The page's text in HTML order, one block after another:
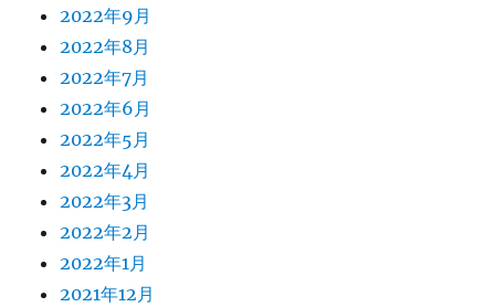
2022年9月
2022年8月
2022年7月
2022年6月
2022年5月
2022年4月
2022年3月
2022年2月
2022年1月
2021年12月